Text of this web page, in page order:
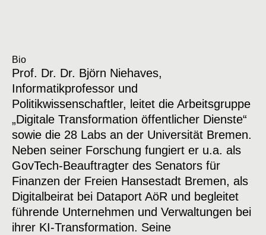
Bio
Prof. Dr. Dr. Björn Niehaves,
Informatikprofessor und
Politikwissenschaftler, leitet die Arbeitsgruppe
„Digitale Transformation öffentlicher Dienste“
sowie die 28 Labs an der Universität Bremen.
Neben seiner Forschung fungiert er u.a. als
GovTech-Beauftragter des Senators für
Finanzen der Freien Hansestadt Bremen, als
Digitalbeirat bei Dataport AöR und begleitet
führende Unternehmen und Verwaltungen bei
ihrer KI-Transformation. Seine